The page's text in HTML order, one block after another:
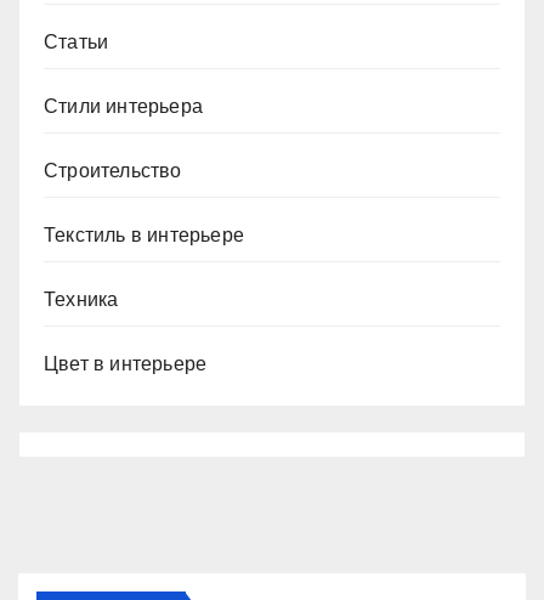
Статьи
Стили интерьера
Строительство
Текстиль в интерьере
Техника
Цвет в интерьере